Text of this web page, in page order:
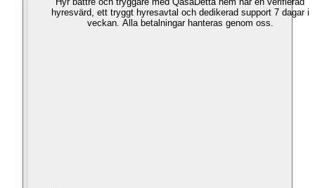
hyresvärd, ett tryggt hyresavtal och dedikerad support 7 dagar i
veckan. Alla betalningar hanteras genom oss.